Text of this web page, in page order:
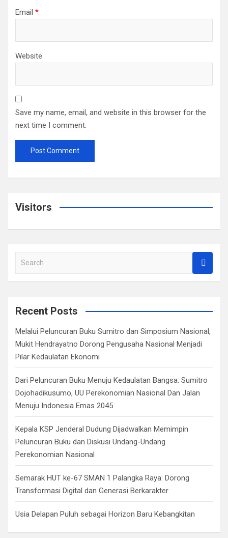
Email *
Website
Save my name, email, and website in this browser for the
next time I comment.
Visitors
a
c
Recent Posts
Melalui Peluncuran Buku Sumitro dan Simposium Nasional,
Mukit Hendrayatno Dorong Pengusaha Nasional Menjadi
Pilar Kedaulatan Ekonomi
Dari Peluncuran Buku Menuju Kedaulatan Bangsa: Sumitro
Dojohadikusumo, UU Perekonomian Nasional Dan Jalan
Menuju Indonesia Emas 2045
Kepala KSP Jenderal Dudung Dijadwalkan Memimpin
Peluncuran Buku dan Diskusi Undang-Undang
Perekonomian Nasional
Semarak HUT ke-67 SMAN 1 Palangka Raya: Dorong
Transformasi Digital dan Generasi Berkarakter
Usia Delapan Puluh sebagai Horizon Baru Kebangkitan